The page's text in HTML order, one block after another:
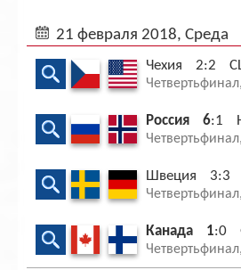
21 февраля 2018, Среда
Чехия 2:2
Россия 6:1
Швеция 3:3
Канада 1:0